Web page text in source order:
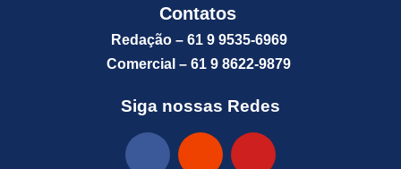
Contatos
Redação – 61 9 9535-6969
Comercial – 61 9 8622-9879
Siga nossas Redes